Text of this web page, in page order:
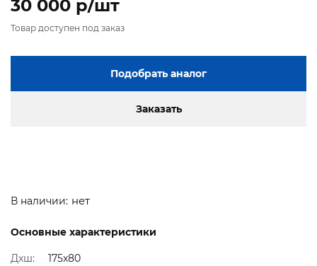
30 000 p/шт
Товар доступен под заказ
Подобрать аналог
Заказать
В наличии: нет
Основные характеристики
Дxш:
175x80